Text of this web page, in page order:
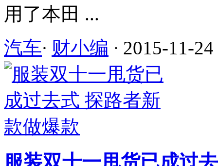
用了本田 ...
汽车· 财小编 · 2015-11-